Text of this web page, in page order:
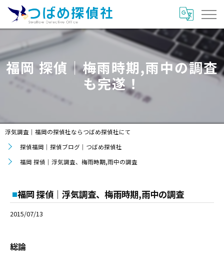
福岡 探偵｜梅雨時期,雨中の調査
も完遂！
浮気調査｜福岡の探偵社ならつばめ探偵社にて
探偵福岡｜探偵ブログ｜つばめ探偵社
福岡 探偵｜浮気調査、梅雨時期,雨中の調査
福岡 探偵｜浮気調査、梅雨時期,雨中の調査
2015/07/13
総論